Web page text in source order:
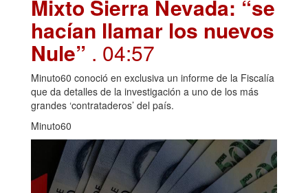
Mixto Sierra Nevada: “se
hacían llamar los nuevos
Nule” . 04:57
Minuto60 conoció en exclusiva un informe de la Fiscalía
que da detalles de la investigación a uno de los más
grandes ‘contrataderos’ del país.
Minuto60